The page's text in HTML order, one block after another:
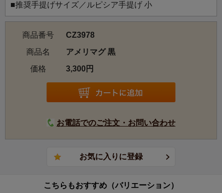
■推奨手提げサイズ／ルピシア手提げ 小
商品番号
CZ3978
商品名
アメリマグ 黒
価格
3,300円
お電話でのご注文・お問い合わせ
こちらもおすすめ（バリエーション）